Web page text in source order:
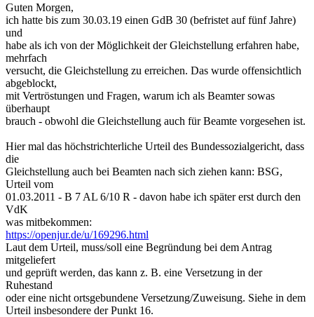
Guten Morgen,
ich hatte bis zum 30.03.19 einen GdB 30 (befristet auf fünf Jahre)
und
habe als ich von der Möglichkeit der Gleichstellung erfahren habe,
mehrfach
versucht, die Gleichstellung zu erreichen. Das wurde offensichtlich
abgeblockt,
mit Vertröstungen und Fragen, warum ich als Beamter sowas
überhaupt
brauch - obwohl die Gleichstellung auch für Beamte vorgesehen ist.
Hier mal das höchstrichterliche Urteil des Bundessozialgericht, dass
die
Gleichstellung auch bei Beamten nach sich ziehen kann: BSG,
Urteil vom
01.03.2011 - B 7 AL 6/10 R - davon habe ich später erst durch den
VdK
was mitbekommen:
https://openjur.de/u/169296.html
Laut dem Urteil, muss/soll eine Begründung bei dem Antrag
mitgeliefert
und geprüft werden, das kann z. B. eine Versetzung in der
Ruhestand
oder eine nicht ortsgebundene Versetzung/Zuweisung. Siehe in dem
Urteil insbesondere der Punkt 16.